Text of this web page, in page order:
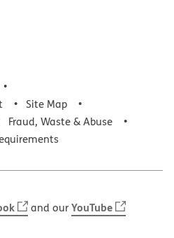
Site Map
Fraud, Waste & Abuse
and ourYouTube